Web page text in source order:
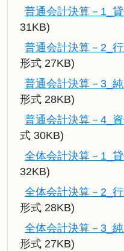
普通会計決算－1_
31KB)
普通会計決算－2_
形式 27KB)
普通会計決算－3_
形式 28KB)
普通会計決算－4_
式 30KB)
全体会計決算－1_
32KB)
全体会計決算－2_
形式 28KB)
全体会計決算－3_
形式 27KB)